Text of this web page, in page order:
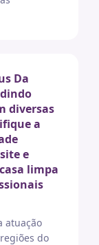
Da
diversas
a
e
limpa
atuação
do